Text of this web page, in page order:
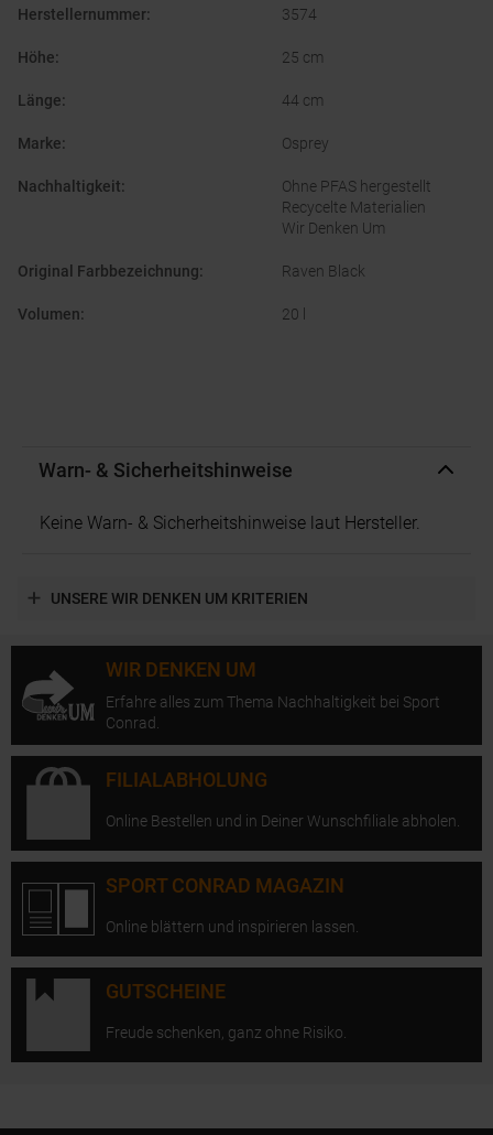
Herstellernummer: 3574
Höhe: 25 cm
Länge: 44 cm
Marke: Osprey
Nachhaltigkeit:
Ohne PFAS hergestellt
Recycelte Materialien
Wir Denken Um
Original Farbbezeichnung: Raven Black
Volumen: 20 l
Warn- & Sicherheitshinweise
Keine Warn- & Sicherheitshinweise laut Hersteller.
UNSERE WIR DENKEN UM KRITERIEN
WIR DENKEN UM
Erfahre alles zum Thema Nachhaltigkeit bei Sport
Conrad.
FILIALABHOLUNG
Online Bestellen und in Deiner Wunschfiliale abholen.
SPORT CONRAD MAGAZIN
Online blättern und inspirieren lassen.
GUTSCHEINE
Freude schenken, ganz ohne Risiko.